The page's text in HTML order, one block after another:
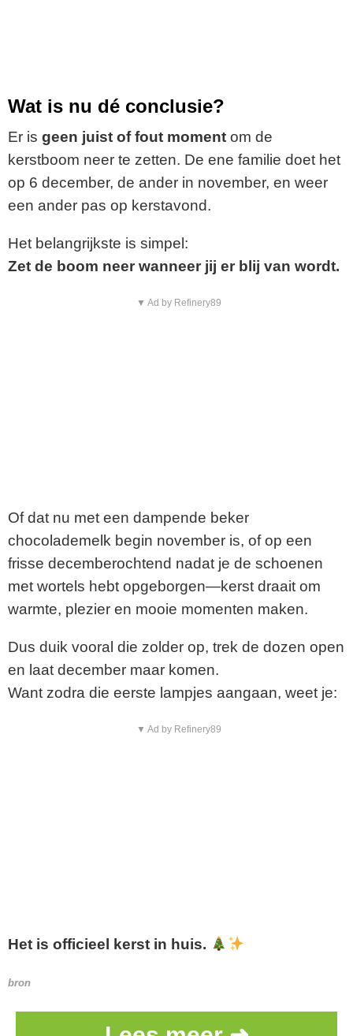
Wat is nu dé conclusie?
Er is geen juist of fout moment om de
kerstboom neer te zetten. De ene familie doet het
op 6 december, de ander in november, en weer
een ander pas op kerstavond.
Het belangrijkste is simpel:
Zet de boom neer wanneer jij er blij van wordt.
▼ Ad by Refinery89
Of dat nu met een dampende beker
chocolademelk begin november is, of op een
frisse decemberochtend nadat je de schoenen
met wortels hebt opgeborgen—kerst draait om
warmte, plezier en mooie momenten maken.
Dus duik vooral die zolder op, trek de dozen open
en laat december maar komen.
Want zodra die eerste lampjes aangaan, weet je:
▼ Ad by Refinery89
Het is officieel kerst in huis.
bron